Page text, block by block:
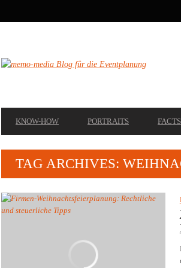
NAVIGATION
NAVIGATION
KNOW-HOW PORTRAITS FACTS
TAG ARCHIVES: